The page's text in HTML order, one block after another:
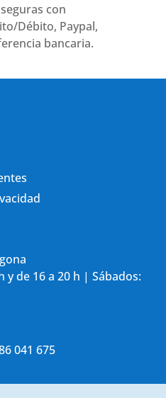
con
Débito, Paypal,
bancaria.
y de 16 a 20 h | Sábados:
041 675